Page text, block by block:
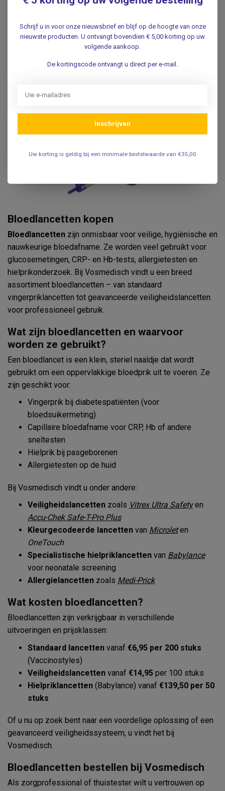
Bloedlancetten kopen
Bloedlancetten zijn onmisbaar voor veilige, hygiënische en
nauwkeurige bloedafname. Ze worden veel gebruikt voor
glucosemetingen, CRP- en Hb-tests, allergietesten en
hielprikonderzoek. Bij Vosmedisch vindt u een breed
assortiment bloedlancetten – van standaard
vingerpriklancetten tot geavanceerde veiligheidslancetten
voor professioneel gebruik.
Wat zijn bloedlancetten en waarvoor
worden ze gebruikt?
Een bloedlancet is een klein, steriel naaldje dat wordt
gebruikt om een oppervlakkige bloedprik uit te voeren. Ze
zijn geschikt voor:
Vingerprik bij diabetespatiënten (voor
bloedsuikermeting)
Capillaire bloedafname voor CRP, Hb of andere
sneltesten
Hielprik bij pasgeborenen
Allergietesten op de huid
Bij Vosmedisch vindt u onder andere:
Veiligheidslancetten zoals Vitrex Ultra Safetyen
Accu-Chek Safe-T-Pro Plus
Kleurgecodeerde lancetten van Microleten
OneTouch
Specialistische hielpriklancetten van Babylance
voor neonatale screening
Allergielancetten zoals Medi-Prick
Wat kosten bloedlancetten?
Bloedlancetten zijn verkrijgbaar in verschillende
uitvoeringen en prijsklassen:
Standaard lancetten vanaf €6,95 per 200 stuks
(Vaccinostyles)
Veiligheidslancetten vanaf €14,95 per 100 stuks
Hielpriklancetten (Babylance) vanaf €139,50 per 50
stuks
Of u nu op zoek bent naar een voordelige oplossing of een
geavanceerd veiligheidssysteem, u vindt het bij
Vosmedisch.
Bloedlancetten bestellen bij Vosmedisch
Als zorgprofessional of thuistester wilt u vertrouwen op
Schrijf u in voor onze nieuwsbrief en blijf op de hoogte van onze
nieuwste producten. U ontvangt bovendien € 5,00 korting op uw
volgende aankoop.
De kortingscode ontvangt u direct per e-mail.
Inschrijven
Uw korting is geldig bij een minimale bestelwaarde van €35,00